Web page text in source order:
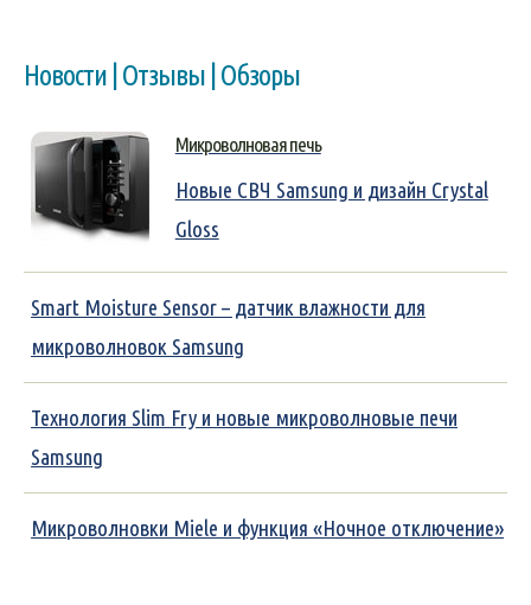
Новости | Отзывы | Обзоры
Микроволновая печь
Новые СВЧ Samsung и дизайн Crystal
Gloss
Smart Moisture Sensor – датчик влажности для
микроволновок Samsung
Технология Slim Fry и новые микроволновые печи
Samsung
Микроволновки Miele и функция «Ночное отключение»